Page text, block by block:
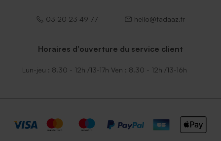
03 20 23 49 77 hello@tadaaz.fr
Horaires d'ouverture du service client
Lun-jeu : 8.30 - 12h /13-17h Ven : 8.30 - 12h /13-16h